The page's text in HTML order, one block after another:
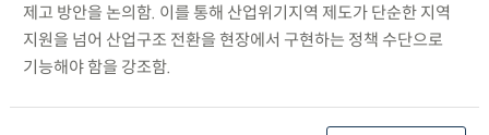
제고 방안을 논의함. 이를 통해 산업위기지역 제도가 단순한 지역
지원을 넘어 산업구조 전환을 현장에서 구현하는 정책 수단으로
기능해야 함을 강조함.